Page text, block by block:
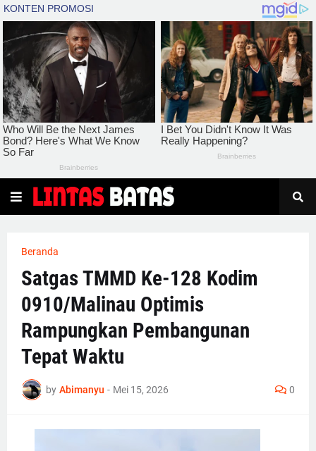
Beranda
Satgas TMMD Ke-128 Kodim
0910/Malinau Optimis
Rampungkan Pembangunan
Tepat Waktu
by Abimanyu - Mei 15, 2026 0